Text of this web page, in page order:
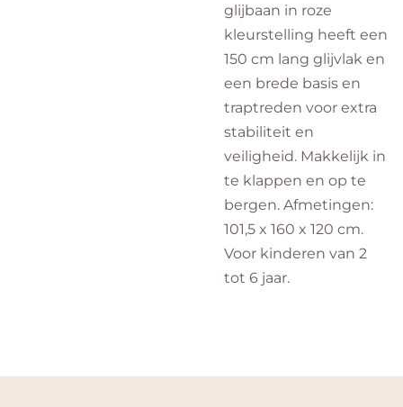
glijbaan in roze
kleurstelling heeft een
150 cm lang glijvlak en
een brede basis en
traptreden voor extra
stabiliteit en
veiligheid. Makkelijk in
te klappen en op te
bergen. Afmetingen:
101,5 x 160 x 120 cm.
Voor kinderen van 2
tot 6 jaar.